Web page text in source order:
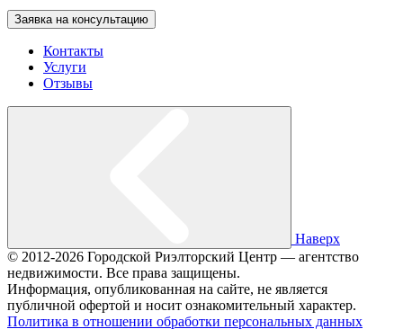
Заявка на консультацию
Контакты
Услуги
Отзывы
Наверх
© 2012-2026 Городской Риэлторский Центр — агентство
недвижимости. Все права защищены.
Информация, опубликованная на сайте, не является
публичной офертой и носит ознакомительный характер.
Политика в отношении обработки персональных данных